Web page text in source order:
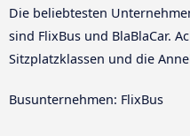
Die beliebtesten
sind FlixBus und BlaBlaCar.
Sitzplatzklassen und die
Busunternehmen: FlixBus